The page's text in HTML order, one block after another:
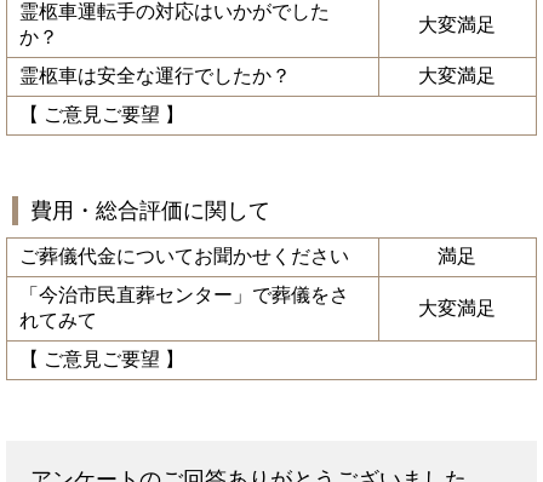
霊柩車運転手の対応はいかがでした
か？
大変満足
霊柩車は安全な運行でしたか？
大変満足
【 ご意見ご要望 】
費用・総合評価に関して
ご葬儀代金についてお聞かせください
満足
「今治市民直葬センター」で葬儀をさ
れてみて
大変満足
【 ご意見ご要望 】